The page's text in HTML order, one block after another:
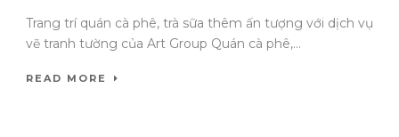
Trang trí quán cà phê, trà sữa thêm ấn tượng với dịch vụ
vẽ tranh tường của Art Group Quán cà phê,...
READ MORE